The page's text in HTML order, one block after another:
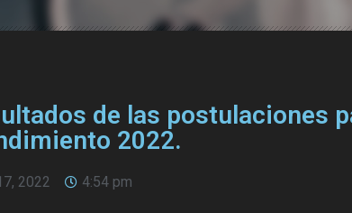
de las postulaciones
2022.
2022 4:54 pm